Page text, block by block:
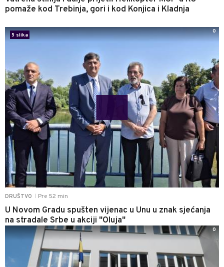
pomaže kod Trebinja, gori i kod Konjica i Kladnja
DRUŠTVO Pre 52 min
U Novom Gradu spušten vijenac u Unu u znak sjećanja
na stradale Srbe u akciji "Oluja"
5 slika
0
0